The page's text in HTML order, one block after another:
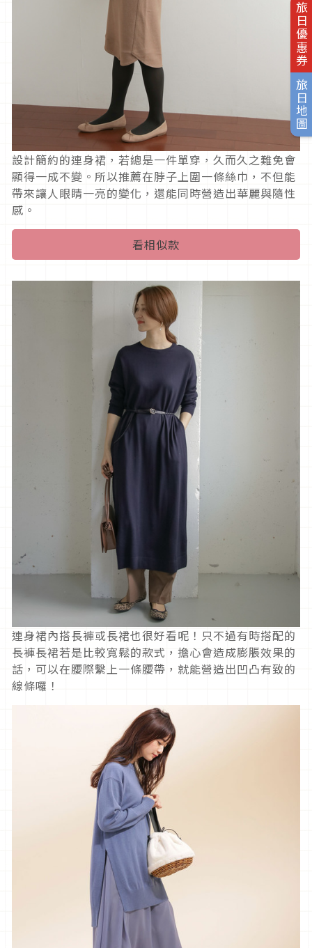
旅日優惠券
旅日地圖
設計簡約的連身裙，若總是一件單穿，久而久之難免會
顯得一成不變。所以推薦在脖子上圍一條絲巾，不但能
帶來讓人眼睛一亮的變化，還能同時營造出華麗與隨性
感。
看相似款
連身裙內搭長褲或長裙也很好看呢！只不過有時搭配的
長褲長裙若是比較寬鬆的款式，擔心會造成膨脹效果的
話，可以在腰際繫上一條腰帶，就能營造出凹凸有致的
線條囉！